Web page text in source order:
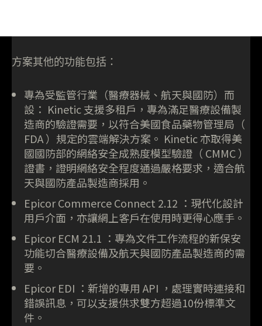
方案其他的功能包括：
專為受監管行業（醫療器械、航天與國防）而
設： Kinetic 支援多租戶，專為滿足醫療設備製
造商的驗證需要，以符合美國食品藥物管理局（
FDA ）規定的雲端解決方案。 Kinetic 亦取得美
國國防部的網絡安全成熟度模型驗證（ CMMC ）
證書，證明網絡安全程度通過嚴格要求，適合航
天與國防產品製造商採用。
Epicor Commerce Connect 2.12 ：現代化設計
用戶介面，亦讓網上客戶在使用時更得心應手。
Epicor ECM 21.1 ：專為文件工作流程的新保安
功能切合醫療設備及航天與國防產品製造商的需
要。
Epicor EDI ：新增的專用 API ，處理實時連接和
錯誤訊息，可以支援供求雙方超過10份標準文
件。